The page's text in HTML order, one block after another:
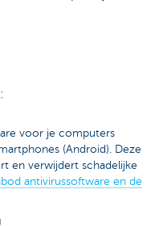
voor je computers
(Android). Deze
en verwijdert schadelijke
antivirussoftware en de